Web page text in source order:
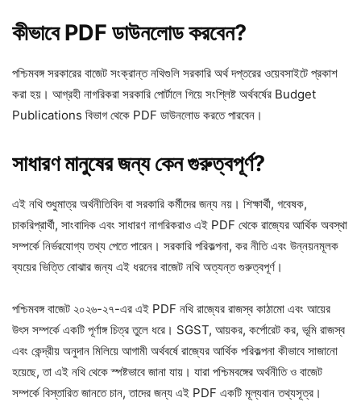
কীভাবে PDF ডাউনলোড করবেন?
পশ্চিমবঙ্গ সরকারের বাজেট সংক্রান্ত নথিগুলি সরকারি অর্থ দপ্তরের ওয়েবসাইটে প্রকাশ
করা হয়। আগ্রহী নাগরিকরা সরকারি পোর্টালে গিয়ে সংশ্লিষ্ট অর্থবর্ষের Budget
Publications বিভাগ থেকে PDF ডাউনলোড করতে পারবেন।
সাধারণ মানুষের জন্য কেন গুরুত্বপূর্ণ?
এই নথি শুধুমাত্র অর্থনীতিবিদ বা সরকারি কর্মীদের জন্য নয়। শিক্ষার্থী, গবেষক,
চাকরিপ্রার্থী, সাংবাদিক এবং সাধারণ নাগরিকরাও এই PDF থেকে রাজ্যের আর্থিক অবস্থা
সম্পর্কে নির্ভরযোগ্য তথ্য পেতে পারেন। সরকারি পরিকল্পনা, কর নীতি এবং উন্নয়নমূলক
ব্যয়ের ভিত্তি বোঝার জন্য এই ধরনের বাজেট নথি অত্যন্ত গুরুত্বপূর্ণ।
পশ্চিমবঙ্গ বাজেট ২০২৬-২৭-এর এই PDF নথি রাজ্যের রাজস্ব কাঠামো এবং আয়ের
উৎস সম্পর্কে একটি পূর্ণাঙ্গ চিত্র তুলে ধরে। SGST, আয়কর, কর্পোরেট কর, ভূমি রাজস্ব
এবং কেন্দ্রীয় অনুদান মিলিয়ে আগামী অর্থবর্ষে রাজ্যের আর্থিক পরিকল্পনা কীভাবে সাজানো
হয়েছে, তা এই নথি থেকে স্পষ্টভাবে জানা যায়। যারা পশ্চিমবঙ্গের অর্থনীতি ও বাজেট
সম্পর্কে বিস্তারিত জানতে চান, তাদের জন্য এই PDF একটি মূল্যবান তথ্যসূত্র।